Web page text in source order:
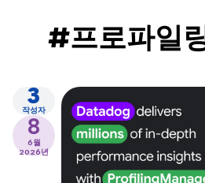
#프로파일
3
작성자
8
6월
2026년